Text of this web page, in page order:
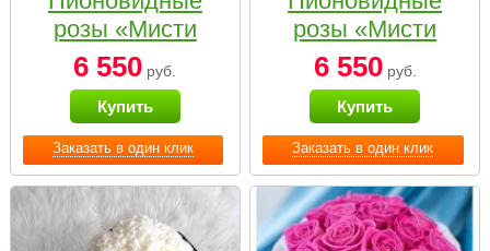
Заказать в один клик
розы «Мисти
бабблс» в белой
коробке Small
6 550 руб.
Купить
Заказать в один клик
розы «Мисти
бабблс» в
черной коробке
Small
6 550руб.
Купить